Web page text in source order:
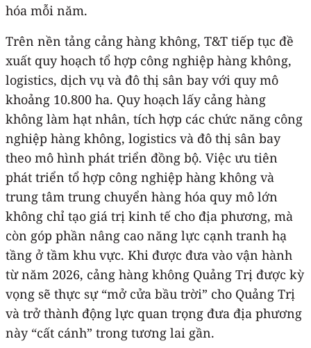
hóa mỗi năm.
Trên nền tảng cảng hàng không, T&T tiếp tục đề
xuất quy hoạch tổ hợp công nghiệp hàng không,
logistics, dịch vụ và đô thị sân bay với quy mô
khoảng 10.800 ha. Quy hoạch lấy cảng hàng
không làm hạt nhân, tích hợp các chức năng công
nghiệp hàng không, logistics và đô thị sân bay
theo mô hình phát triển đồng bộ. Việc ưu tiên
phát triển tổ hợp công nghiệp hàng không và
trung tâm trung chuyển hàng hóa quy mô lớn
không chỉ tạo giá trị kinh tế cho địa phương, mà
còn góp phần nâng cao năng lực cạnh tranh hạ
tầng ở tầm khu vực. Khi được đưa vào vận hành
từ năm 2026, cảng hàng không Quảng Trị được kỳ
vọng sẽ thực sự “mở cửa bầu trời” cho Quảng Trị
và trở thành động lực quan trọng đưa địa phương
này “cất cánh” trong tương lai gần.